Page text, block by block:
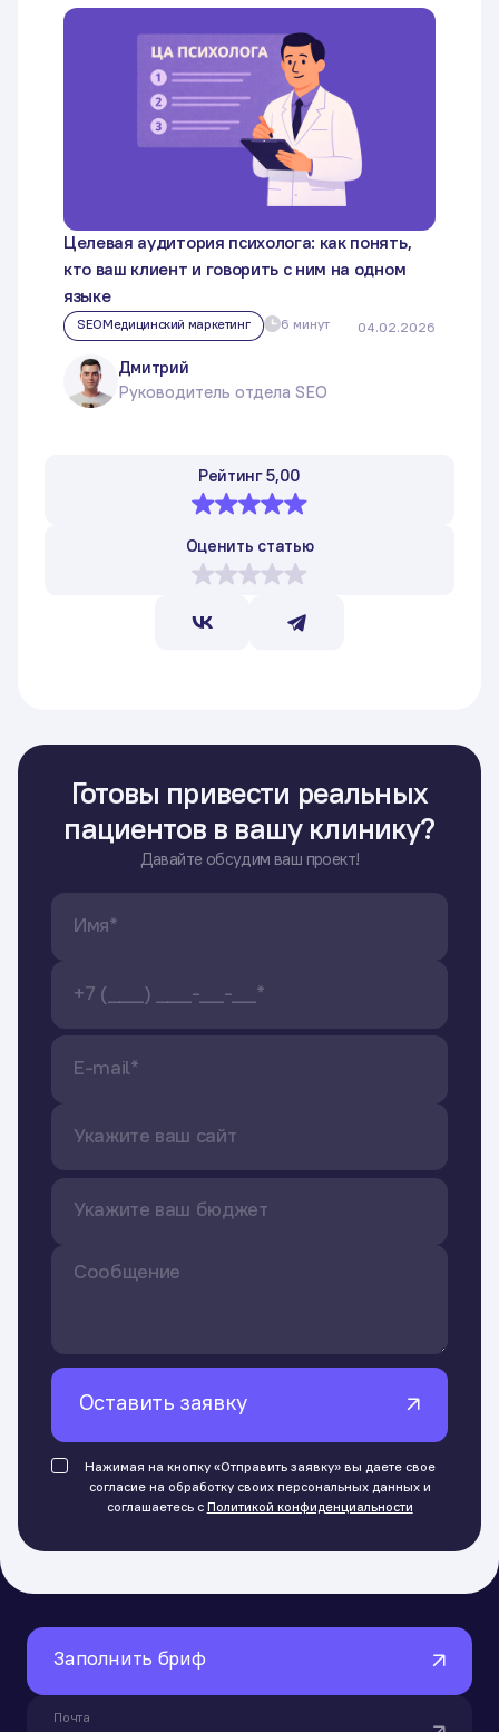
Целевая аудитория психолога: как понять,
кто ваш клиент и говорить с ним на одном
языке
SEO Медицинский маркетинг 6 минут 04.02.2026
Дмитрий
Руководитель отдела SEO
Рейтинг 5,00
Оценить статью
Готовы привести реальных
пациентов в вашу клинику?
Давайте обсудим ваш проект!
Нажимая на кнопку «Отправить заявку» вы даете свое
согласие на обработку своих персональных данных и
соглашаетесь с Политикой конфиденциальности
Оставить заявку
Заполнить бриф
Почта